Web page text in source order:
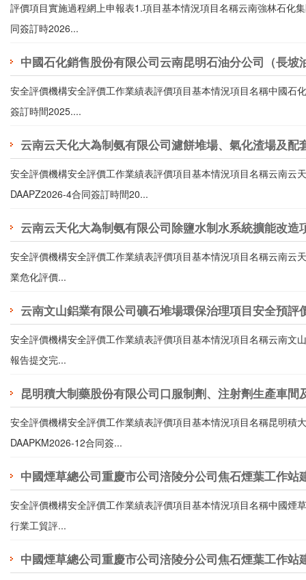
評價項目實施過程網上申報表1.項目基本情況項目名稱云南強林石化
同簽訂時2026...
中國石化銷售股份有限公司云南昆明石油分公司（長
安全評價機構安全評價工作業績表評價項目基本情況項目名稱中國
簽訂時間2025....
云南云天化大為制氨有限公司濾餅堆場、氣化渣場及
安全評價機構安全評價工作業績表評價項目基本情況項目名稱云南
DAAPZ2026-4合同簽訂時間20...
云南云天化大為制氨有限公司除鹽水制水系統擴能改造
安全評價機構安全評價工作業績表評價項目基本情況項目名稱云南
業危化評價...
云南文山鋁業有限公司礦石堆場環保治理項目安全預評
安全評價機構安全評價工作業績表評價項目基本情況項目名稱云南
報告提交完...
昆明積大制藥股份有限公司口服制劑、注射劑生產車
安全評價機構安全評價工作業績表評價項目基本情況項目名稱昆明
DAAPKM2026-12合同簽...
中國煙草總公司重慶市公司涪陵分公司焦石煙葉工作站
安全評價機構安全評價工作業績表評價項目基本情況項目名稱中國
行業工貿評...
中國煙草總公司重慶市公司涪陵分公司焦石煙葉工作站